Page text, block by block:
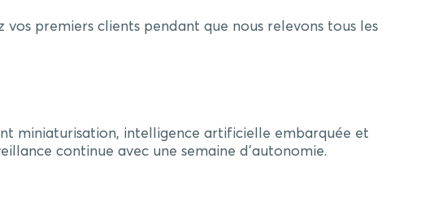
premiers clients pendant que nous relevons tous les
miniaturisation, intelligence artificielle embarquée et
continue avec une semaine d’autonomie.